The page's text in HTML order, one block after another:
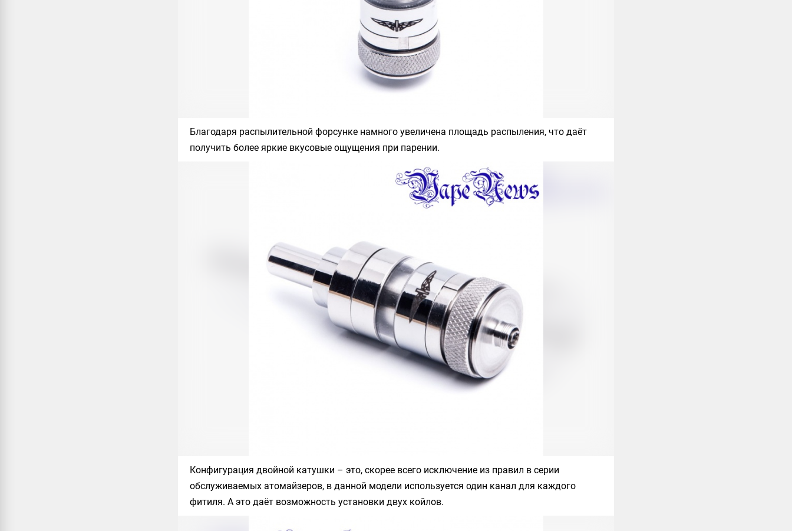
Благодаря распылительной форсунке намного увеличена площадь распыления, что даёт
получить более яркие вкусовые ощущения при парении.
Конфигурация двойной катушки – это, скорее всего исключение из правил в серии
обслуживаемых атомайзеров, в данной модели используется один канал для каждого
фитиля. А это даёт возможность установки двух койлов.